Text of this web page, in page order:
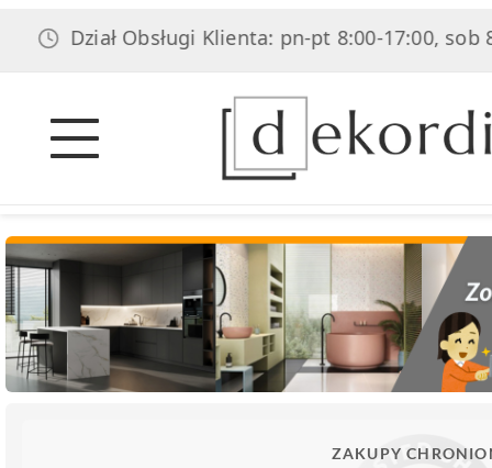
Obsługi Klienta: pn-pt 8:00-17:00, sob 8:00-
ZAKUPY